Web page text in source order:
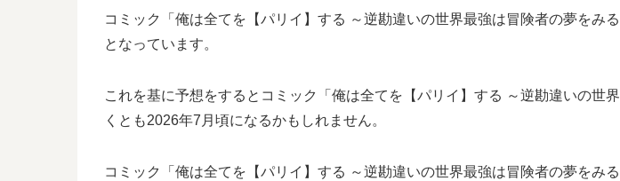
コミック「俺は全てを【パリイ】する ～逆勘違いの世界最強は冒険者の夢を
となっています。
これを基に予想をするとコミック「俺は全てを【パリイ】する ～逆勘違いの
くとも2026年7月頃になるかもしれません。
コミック「俺は全てを【パリイ】する ～逆勘違いの世界最強は冒険者の夢をみ